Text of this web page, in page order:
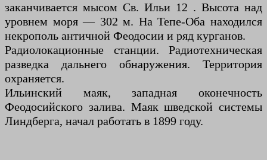
заканчивается мысом Св. Ильи 12 . Высота над
уровнем моря — 302 м. На Тепе-Оба находился
некрополь античной Феодосии и ряд курганов.
Радиолокационные станции. Радиотехническая
разведка дальнего обнаружения. Территория
охраняется.
Ильинский маяк, западная оконечность
Феодосийского залива. Маяк шведской системы
Линдберга, начал работать в 1899 году.